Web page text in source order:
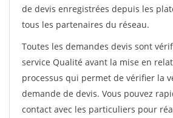
de devis enregistrées depuis les
tous les partenaires du réseau.
Toutes les demandes devis sont
service Qualité avant la mise en
processus qui permet de vérifier la
demande de devis. Vous pouvez
contact avec les particuliers pour